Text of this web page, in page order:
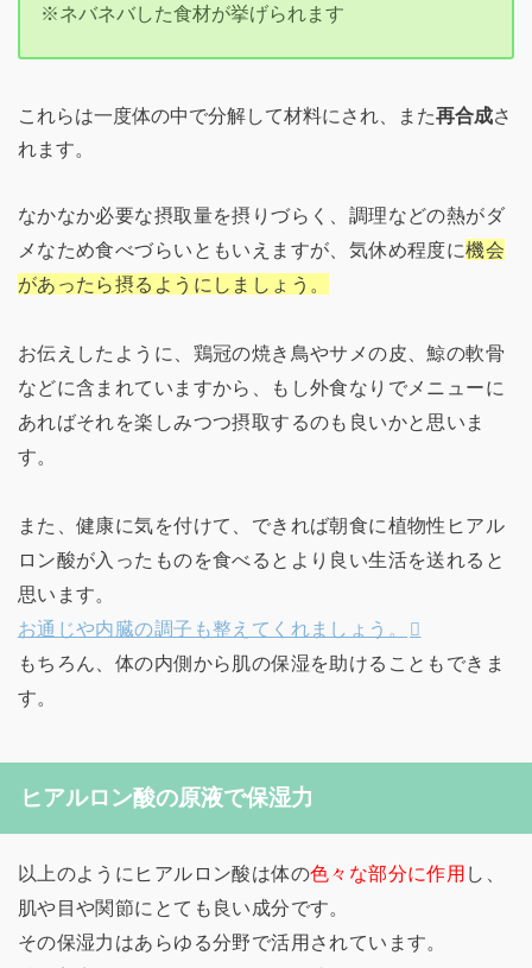
※ネバネバした食材が挙げられます
これらは一度体の中で分解して材料にされ、また再合成さ
れます。
なかなか必要な摂取量を摂りづらく、調理などの熱がダ
メなため食べづらいともいえますが、気休め程度に機会
があったら摂るようにしましょう。
お伝えしたように、鶏冠の焼き鳥やサメの皮、鯨の軟骨
などに含まれていますから、もし外食なりでメニューに
あればそれを楽しみつつ摂取するのも良いかと思いま
す。
また、健康に気を付けて、できれば朝食に植物性ヒアル
ロン酸が入ったものを食べるとより良い生活を送れると
思います。
お通じや内臓の調子も整えてくれましょう。
もちろん、体の内側から肌の保湿を助けることもできま
す。
ヒアルロン酸の原液で保湿力
以上のようにヒアルロン酸は体の色々な部分に作用 し、
肌や目や関節にとても良い成分です。
その保湿力はあらゆる分野で活用されています。